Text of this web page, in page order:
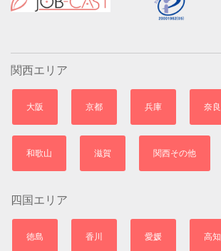
関西エリア
大阪 京都 兵庫 奈良
和歌山 滋賀 関西その他
四国エリア
徳島 香川 愛媛 高知